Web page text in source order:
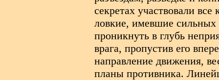
секретах участвовали
ловкие, имевшие сильных
проникнуть в глубь
врага, пропустив его
направление движения,
планы противника.